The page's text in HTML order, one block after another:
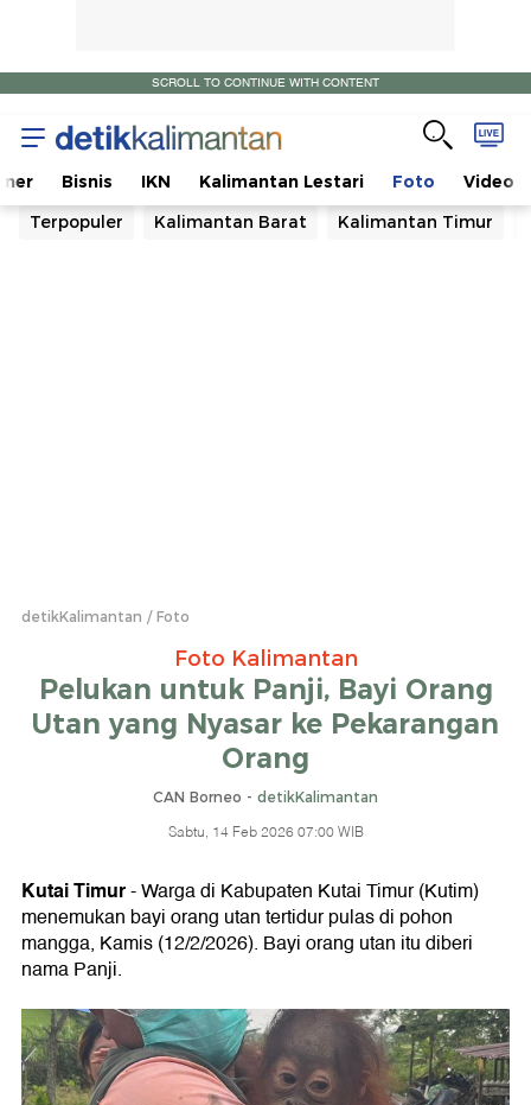
SCROLL TO CONTINUE WITH CONTENT
Bisnis IKN Kalimantan Lestari Foto
Video
Terpopuler
Kalimantan Barat Kalimantan Timur
detikKalimantan Foto
Foto Kalimantan
Pelukan untuk Panji, Bayi Orang
Utan yang Nyasar ke Pekarangan
Orang
CAN Borneo - detikKalimantan
Sabtu, 14 Feb 2026 07:00 WIB
Kutai Timur- Warga di Kabupaten Kutai Timur (Kutim)
menemukan bayi orang utan tertidur pulas di pohon
mangga, Kamis (12/2/2026). Bayi orang utan itu diberi
nama Panji.